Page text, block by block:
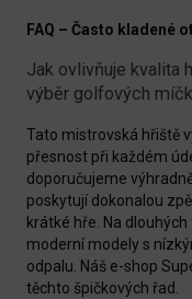
FAQ – Často kladené
Jak ovlivňuje kvalita
výběr golfových
Tato mistrovská hřiště
přesnost při každém
doporučujeme
poskytují dokonalou
krátké hře. Na
moderní modely s
odpalu. Náš e-shop
těchto špičkových řad.